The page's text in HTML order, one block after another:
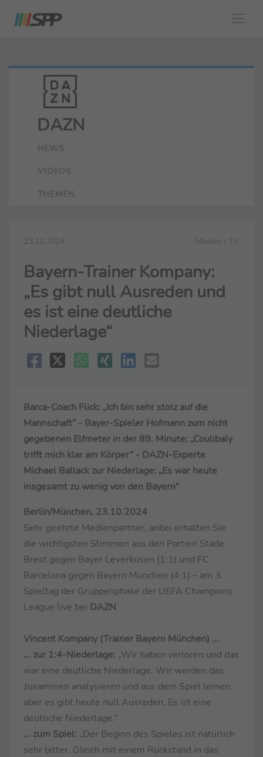
DAZN
NEWS
VIDEOS
THEMEN
23.10.2024 Medien / TV
Bayern-Trainer Kompany:
„Es gibt null Ausreden und
es ist eine deutliche
Niederlage“
Barca-Coach Flick: „Ich bin sehr stolz auf die
Mannschaft“ - Bayer-Spieler Hofmann zum nicht
gegebenen Elfmeter in der 89. Minute: „Coulibaly
trifft mich klar am Körper“ - DAZN-Experte
Michael Ballack zur Niederlage: „Es war heute
insgesamt zu wenig von den Bayern“
Berlin/München, 23.10.2024
Sehr geehrte Medienpartner, anbei erhalten Sie
die wichtigsten Stimmen aus den Partien Stade
Brest gegen Bayer Leverkusen (1:1) und FC
Barcelona gegen Bayern München (4:1) – am 3.
Spieltag der Gruppenphase der UEFA Champions
League live bei DAZN.
Vincent Kompany (Trainer Bayern München) ...
... zur 1:4-Niederlage: „Wir haben verloren und das
war eine deutliche Niederlage. Wir werden das
zusammen analysieren und aus dem Spiel lernen,
aber es gibt heute null Ausreden. Es ist eine
deutliche Niederlage.“
... zum Spiel: „Der Beginn des Spieles ist natürlich
sehr bitter. Gleich mit einem Rückstand in das